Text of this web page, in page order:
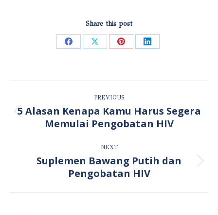
Share this post
Share Share Share Share
NAVIGATION PREVIOUS
Previous
post:
5 Alasan Kenapa Kamu Harus Segera
Memulai Pengobatan HIV
NEXT
Next
post:
Suplemen Bawang Putih dan
Pengobatan HIV